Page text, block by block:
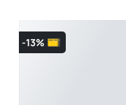
-13%